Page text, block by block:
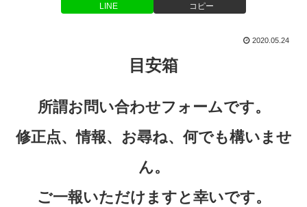
LINE コピー
2020.05.24
目安箱
所謂お問い合わせフォームです。
修正点、情報、お尋ね、何でも構いませ
ん。
ご一報いただけますと幸いです。